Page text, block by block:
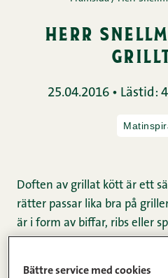
herr
25.04.2016 • Lästid:
Doften av grillat kött är ett
rätter passar lika bra på
är i form av biffar, ribs eller
Bättre service med cookies